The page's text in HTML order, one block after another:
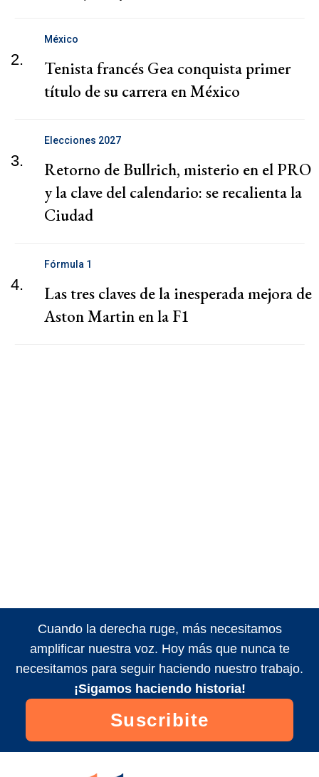
2.
México
Tenista francés Gea conquista primer
título de su carrera en México
3.
Elecciones 2027
Retorno de Bullrich, misterio en el PRO
y la clave del calendario: se recalienta la
Ciudad
4.
Fórmula 1
Las tres claves de la inesperada mejora de
Aston Martin en la F1
Cuando la derecha ruge, más necesitamos
amplificar nuestra voz. Hoy más que nunca te
necesitamos para seguir haciendo nuestro trabajo.
¡Sigamos haciendo historia!
Suscribite